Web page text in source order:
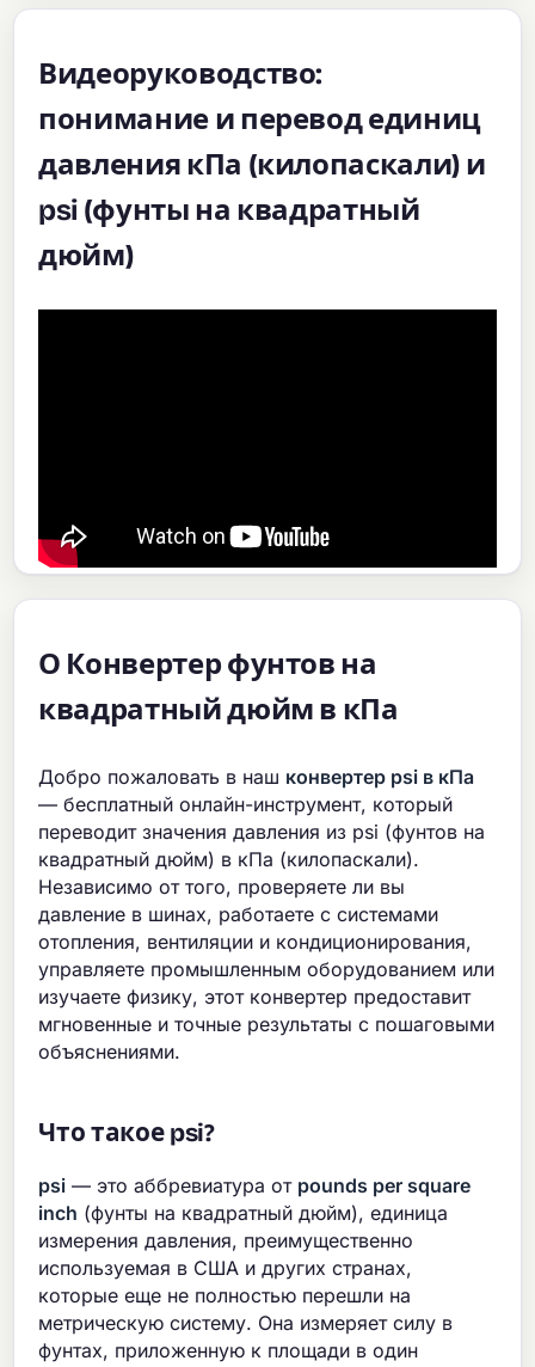
Видеоруководство:
понимание и перевод единиц
давления кПа (килопаскали) и
psi (фунты на квадратный
дюйм)
О Конвертер фунтов на
квадратный дюйм в кПа
Добро пожаловать в наш конвертер psi в кПа
— бесплатный онлайн-инструмент, который
переводит значения давления из psi (фунтов на
квадратный дюйм) в кПа (килопаскали).
Независимо от того, проверяете ли вы
давление в шинах, работаете с системами
отопления, вентиляции и кондиционирования,
управляете промышленным оборудованием или
изучаете физику, этот конвертер предоставит
мгновенные и точные результаты с пошаговыми
объяснениями.
Что такое psi?
psi — это аббревиатура от pounds per square
inch (фунты на квадратный дюйм), единица
измерения давления, преимущественно
используемая в США и других странах,
которые еще не полностью перешли на
метрическую систему. Она измеряет силу в
фунтах, приложенную к площади в один